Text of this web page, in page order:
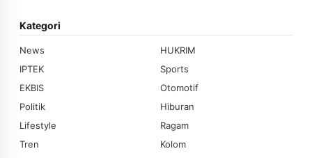
Kategori
News
HUKRIM
IPTEK
Sports
EKBIS
Otomotif
Politik
Hiburan
Lifestyle
Ragam
Tren
Kolom